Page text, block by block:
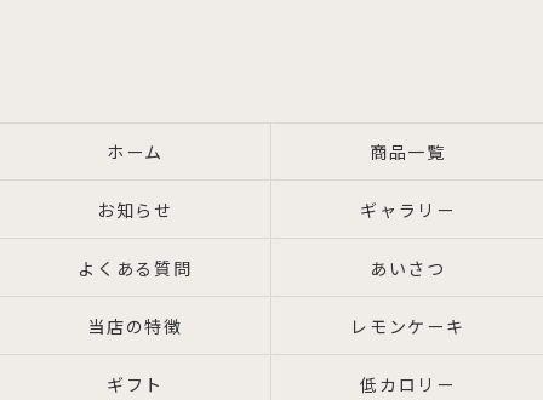
ホーム 商品一覧
お知らせ ギャラリー
よくある質問 あいさつ
当店の特徴 レモンケーキ
ギフト 低カロリー